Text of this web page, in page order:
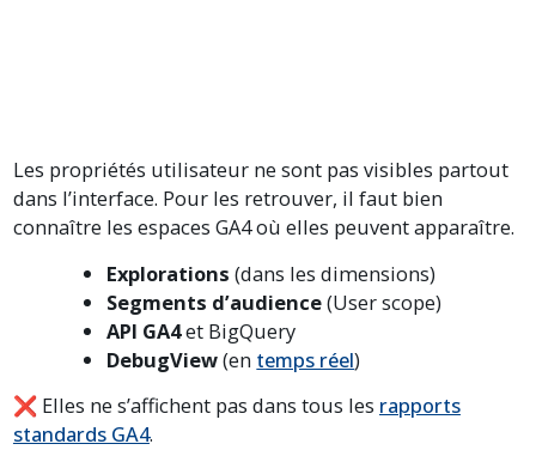
Les propriétés utilisateur ne sont pas visibles partout
dans l’interface. Pour les retrouver, il faut bien
connaître les espaces GA4 où elles peuvent apparaître.
Explorations (dans les dimensions)
Segments d’audience(User scope)
API GA4et BigQuery
DebugView(en temps réel)
❌ Elles ne s’affichent pas dans tous les rapports
standards GA4.